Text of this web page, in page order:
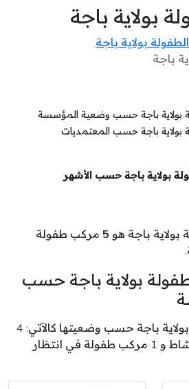
بولاية باجة
بولاية باجة
باجة
بولاية باجة حسب وضعية المؤسسة
بولاية باجة حسب المعتمديات
بولاية باجة حسب الأشهر
باجة هو 5 مركب طفولة
بولاية باجة حسب
تتوزع مركبات الطفولة بولاية باجة حسب وضعيتها كالآتي: 4
مركب طفولة بصدد النشاط و 1 مركب طفولة في انتظار